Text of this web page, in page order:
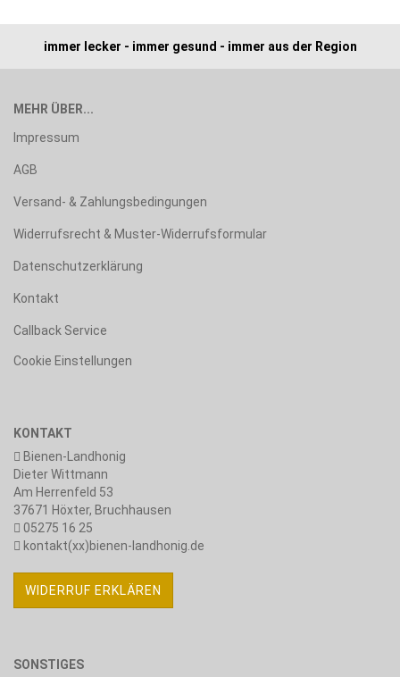
immer lecker - immer gesund - immer aus der Region
MEHR ÜBER...
Impressum
AGB
Versand- & Zahlungsbedingungen
Widerrufsrecht & Muster-Widerrufsformular
Datenschutzerklärung
Kontakt
Callback Service
Cookie Einstellungen
KONTAKT
Bienen-Landhonig
Dieter Wittmann
Am Herrenfeld 53
37671 Höxter, Bruchhausen
05275 16 25
kontakt(xx)bienen-landhonig.de
WIDERRUF ERKLÄREN
SONSTIGES